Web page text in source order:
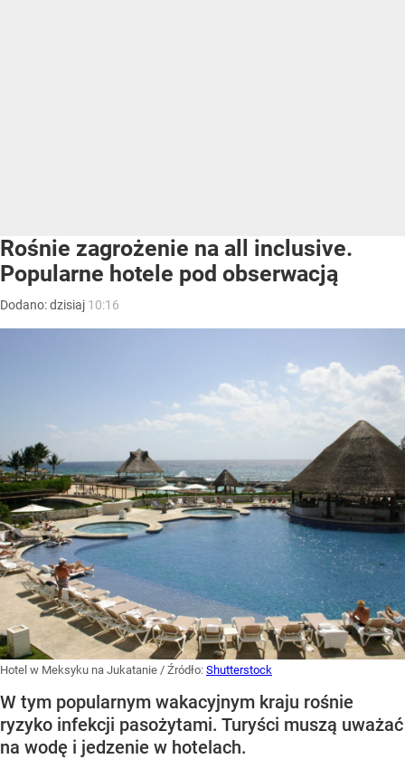
Rośnie zagrożenie na all inclusive.
Popularne hotele pod obserwacją
Dodano:dzisiaj 10:16
Hotel w Meksyku na Jukatanie / Źródło: Shutterstock
W tym popularnym wakacyjnym kraju rośnie
ryzyko infekcji pasożytami. Turyści muszą uważać
na wodę i jedzenie w hotelach.